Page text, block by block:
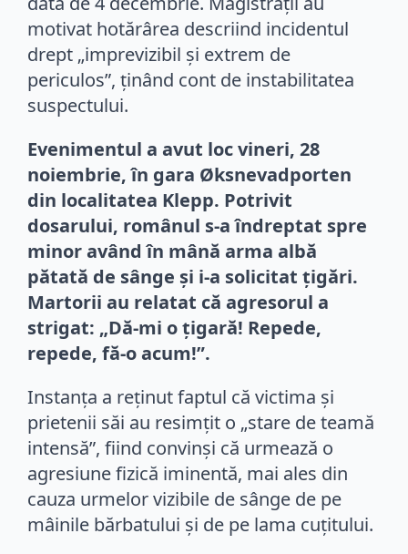
motivat hotărârea descriind incidentul
drept „imprevizibil și extrem de
periculos”, ținând cont de instabilitatea
suspectului.
Evenimentul a avut loc vineri, 28
noiembrie, în gara Øksnevadporten
din localitatea Klepp. Potrivit
dosarului, românul s-a îndreptat spre
minor având în mână arma albă
pătată de sânge și i-a solicitat țigări.
Martorii au relatat că agresorul a
strigat: „Dă-mi o țigară! Repede,
repede, fă-o acum!”.
Instanța a reținut faptul că victima și
prietenii săi au resimțit o „stare de teamă
intensă”, fiind convinși că urmează o
agresiune fizică iminentă, mai ales din
cauza urmelor vizibile de sânge de pe
mâinile bărbatului și de pe lama cuțitului.